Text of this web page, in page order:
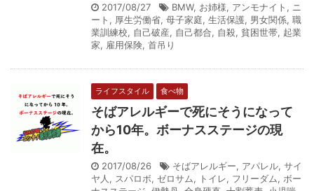
2017/08/27 BMW, お姉様, アンモナイト , ニ
ート , 厚生労働省, 母子家庭, 生活保護, 男女関係, 職
業訓練校, 自己破産, 自己都合, 自殺, 貧困世帯, 起業
家, 雇用保険, 首吊り
ライフスタイル 食べ物
そばアレルギーで死にそうになって
から10年。ボーナスステージの現
在。
2017/08/26 そばアレルギー, アパレル, サイ
ヤ人 , スパロボ, ゼロサム, トイレ, フリーダム, ボー